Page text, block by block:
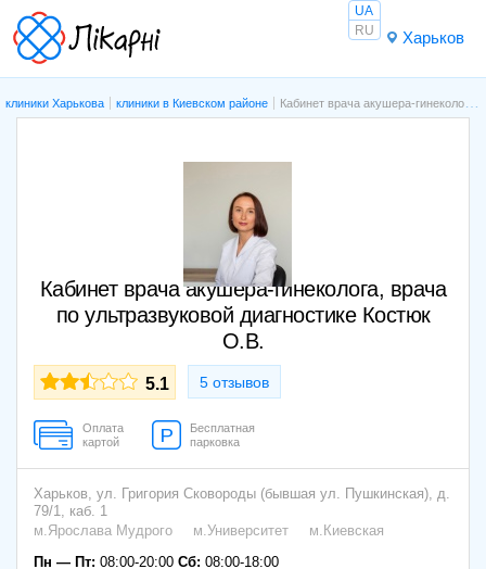
Харьков
UA
RU
клиники Харькова клиники в Киевском районе Кабинет врача акушера-гинеколога, врача по ультразвуковой диагностике Костюк О.В.
Кабинет врача акушера-гинеколога, врача
по ультразвуковой диагностике Костюк
О.В.
5.1 5 отзывов
Оплата
картой
Бесплатная
парковка
Харьков, ул. Григория Сковороды (бывшая ул. Пушкинская), д.
79/1, каб. 1
м.Ярослава Мудрого
м.Университет
м.Киевская
Пн — Пт: 08:00-20:00 Сб: 08:00-18:00